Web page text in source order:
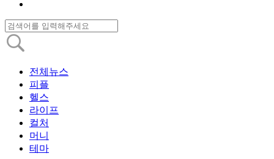
전체뉴스
피플
헬스
라이프
컬처
머니
테마